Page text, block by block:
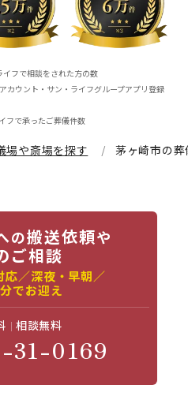
フで相談をされた方の数
カウント・サン・ライフグループアプリ登録
で承ったご葬儀件数
場や斎場を探す 茅ヶ崎市の
の搬送依頼や
ご相談
／深夜・早朝／
でお迎え
相談無料
31-0169